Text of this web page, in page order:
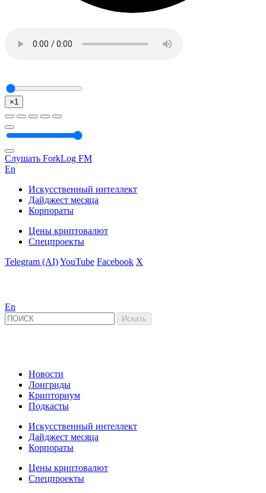
×1
Слушать ForkLog FM
En
Искусственный интеллект
Дайджест месяца
Корпораты
Цены криптовалют
Спецпроекты
Telegram (AI)YouTube Facebook X
En
Новости
Лонгриды
Крипториум
Подкасты
Искусственный интеллект
Дайджест месяца
Корпораты
Цены криптовалют
Спецпроекты